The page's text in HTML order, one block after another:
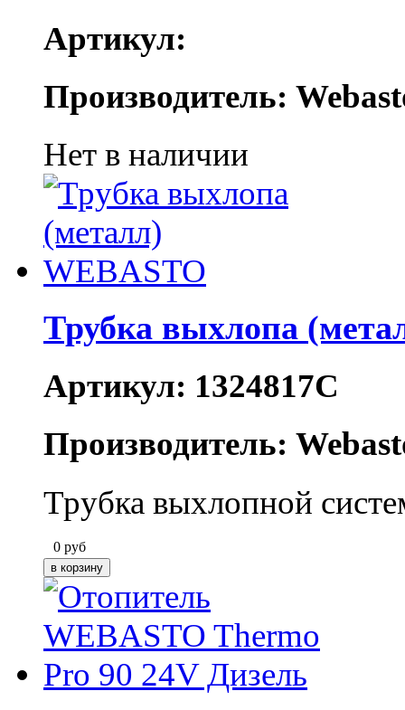
Артикул:
Производитель:
Нет в наличии
Трубка выхлопа
Артикул: 1324817C
Производитель:
Трубка выхлопной
0 руб